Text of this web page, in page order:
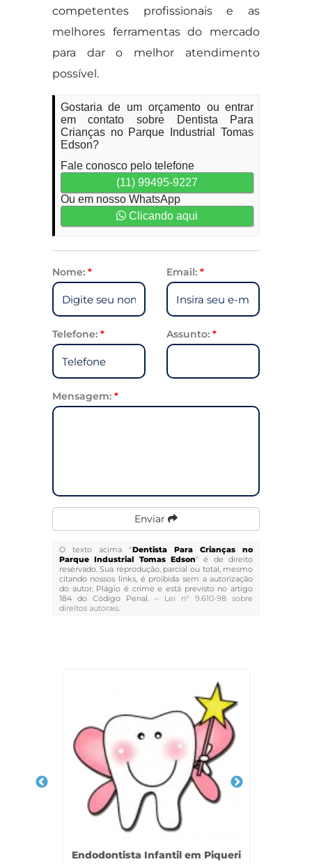
competentes profissionais e as
melhores ferramentas do mercado
para dar o melhor atendimento
possível.
Gostaria de um orçamento ou entrar
em contato sobre Dentista Para
Crianças no Parque Industrial Tomas
Edson?
Fale conosco pelo telefone
(11) 99495-9227
Ou em nosso WhatsApp
Clicando aqui
Nome: * Email: *
Telefone: * Assunto: *
Mensagem: *
Enviar
O texto acima "Dentista Para Crianças no
Parque Industrial Tomas Edson" é de direito
reservado. Sua reprodução, parcial ou total, mesmo
citando nossos links, é proibida sem a autorização
do autor. Plágio é crime e está previsto no artigo
184 do Código Penal. – Lei n° 9.610-98 sobre
direitos autorais.
Endodontista Infantil em Piqueri